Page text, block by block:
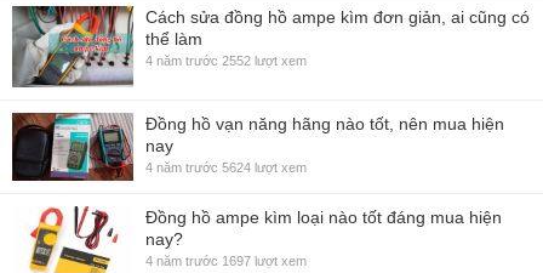
Cách sửa đồng hồ ampe kìm đơn giản, ai cũng có
thể làm
4 năm trước 2552 lượt xem
Đồng hồ vạn năng hãng nào tốt, nên mua hiện
nay
4 năm trước 5624 lượt xem
Đồng hồ ampe kìm loại nào tốt đáng mua hiện
nay?
4 năm trước 1697 lượt xem